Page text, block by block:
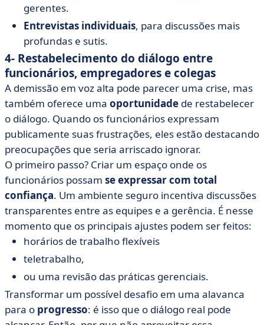
gerentes.
Entrevistas individuais, para discussões mais
profundas e sutis.
4- Restabelecimento do diálogo entre
funcionários, empregadores e colegas
A demissão em voz alta pode parecer uma crise, mas
também oferece uma oportunidade de restabelecer
o diálogo. Quando os funcionários expressam
publicamente suas frustrações, eles estão destacando
preocupações que seria arriscado ignorar.
O primeiro passo? Criar um espaço onde os
funcionários possam se expressar com total
confiança. Um ambiente seguro incentiva discussões
transparentes entre as equipes e a gerência. É nesse
momento que os principais ajustes podem ser feitos:
horários de trabalho flexíveis
teletrabalho,
ou uma revisão das práticas gerenciais.
Transformar um possível desafio em uma alavanca
para o progresso: é isso que o diálogo real pode